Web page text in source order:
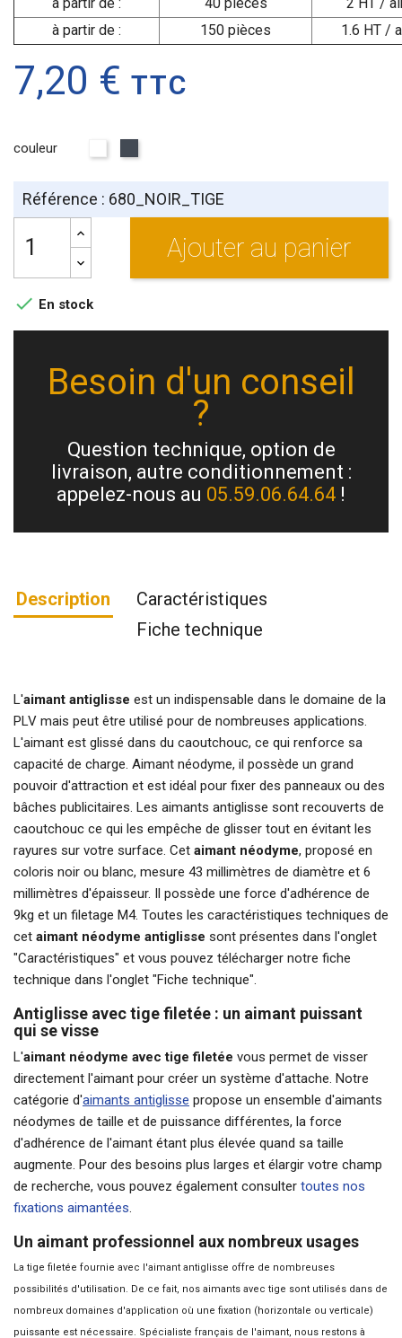
à partir de :
150 pièces 1.6 HT /
7,20 € TTC
couleur
Référence : 680_NOIR_TIGE
Ajouter au panier
 En stock
Besoin d'un conseil
?
Question technique, option de
livraison, autre conditionnement :
appelez-nous au 05.59.06.64.64 !
Description
Caractéristiques
Fiche technique
L'aimant antiglisse est un indispensable dans le domaine de la
PLV mais peut être utilisé pour de nombreuses applications.
L'aimant est glissé dans du caoutchouc, ce qui renforce sa
capacité de charge. Aimant néodyme, il possède un grand
pouvoir d'attraction et est idéal pour fixer des panneaux ou des
bâches publicitaires. Les aimants antiglisse sont recouverts de
caoutchouc ce qui les empêche de glisser tout en évitant les
rayures sur votre surface. Cet aimant néodyme, proposé en
coloris noir ou blanc, mesure 43 millimètres de diamètre et 6
millimètres d'épaisseur. Il possède une force d'adhérence de
9kg et un filetage M4. Toutes les caractéristiques techniques de
cet aimant néodyme antiglisse sont présentes dans l'onglet
"Caractéristiques" et vous pouvez télécharger notre fiche
technique dans l'onglet "Fiche technique".
Antiglisse avec tige filetée : un aimant puissant
qui se visse
L'aimant néodyme avec tige filetée vous permet de visser
directement l'aimant pour créer un système d'attache. Notre
catégorie d'aimants antiglisse propose un ensemble d'aimants
néodymes de taille et de puissance différentes, la force
d'adhérence de l'aimant étant plus élevée quand sa taille
augmente. Pour des besoins plus larges et élargir votre champ
de recherche, vous pouvez également consulter toutes nos
fixations aimantées.
Un aimant professionnel aux nombreux usages
La tige filetée fournie avec l'aimant antiglisse offre de nombreuses
possibilités d'utilisation. De ce fait, nos aimants avec tige sont utilisés dans de
nombreux domaines d'application où une fixation (horizontale ou verticale)
puissante est nécessaire. Spécialiste français de l'aimant, nous restons à